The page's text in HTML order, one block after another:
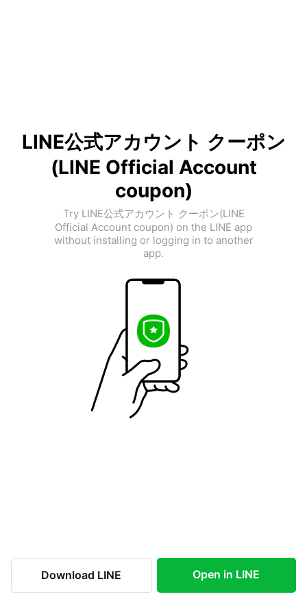
LINE公式アカウント クーポン
(LINE Official Account
coupon)
Try LINE公式アカウント クーポン(LINE
Official Account coupon) on the LINE app
without installing or logging in to another
app.
Download LINE Open in LINE